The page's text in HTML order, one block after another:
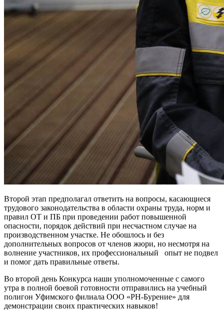
Второй этап предполагал ответить на вопросы, касающиеся
трудового законодательства в области охраны труда, норм и
правил ОТ и ПБ при проведении работ повышенной
опасности, порядок действий при несчастном случае на
производственном участке. Не обошлось и без
дополнительных вопросов от членов жюри, но несмотря на
волнение участников, их профессиональный опыт не подвел
и помог дать правильные ответы.
Во второй день Конкурса наши уполномоченные с самого
утра в полной боевой готовности отправились на учебный
полигон Уфимского филиала ООО «РН-Бурение» для
демонстрации своих практических навыков!